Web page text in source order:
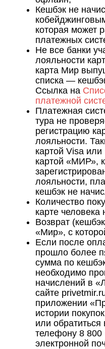
Кешбэк не
которая может
платежных
Не все банки
лояльности
карта Мир
списка —
Ссылка на
платежной
Платежная
тура не
регистрацию
лояльности.
картой Visa
картой «МИР»,
лояльности,
кешбэк не
Количество
карте человека
Возврат
«Мир», с
Если после
прошло более
сумма по
необходимо
начислений в
сайте
приложении
истории
или
телефону 8 800
электронной